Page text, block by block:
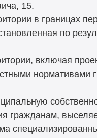
15.
в границах
по
включая
нормативами
гражданам,